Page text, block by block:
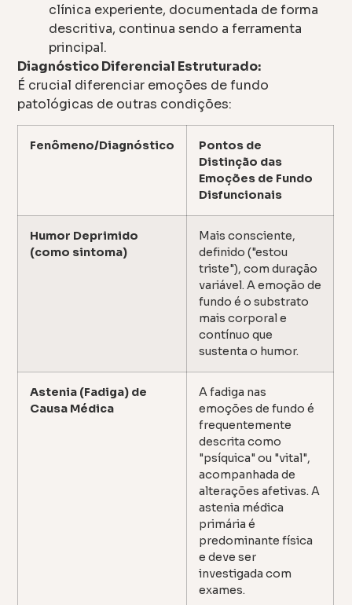
clínica experiente, documentada de forma
descritiva, continua sendo a ferramenta
principal.
Diagnóstico Diferencial Estruturado:
É crucial diferenciar emoções de fundo
patológicas de outras condições:
Fenômeno/Diagnóstico
Pontos de
Distinção das
Emoções de Fundo
Disfuncionais
Humor Deprimido
(como sintoma)
Mais consciente,
definido ("estou
triste"), com duração
variável. A emoção de
fundo é o substrato
mais corporal e
contínuo que
sustenta o humor.
Astenia (Fadiga) de
Causa Médica
A fadiga nas
emoções de fundo é
frequentemente
descrita como
"psíquica" ou "vital",
acompanhada de
alterações afetivas. A
astenia médica
primária é
predominante física
e deve ser
investigada com
exames.